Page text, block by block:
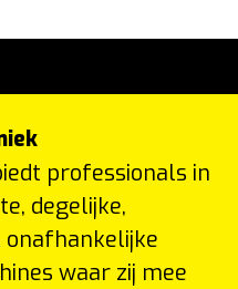
professionals in
degelijke,
onafhankelijke
waar zij mee